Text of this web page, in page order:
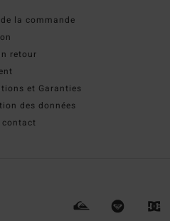
la commande
retour
et Garanties
des données
contact